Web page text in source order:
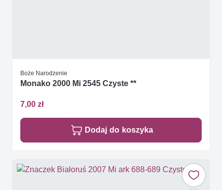
Boże Narodzenie
Monako 2000 Mi 2545 Czyste **
7,00 zł
Dodaj do koszyka